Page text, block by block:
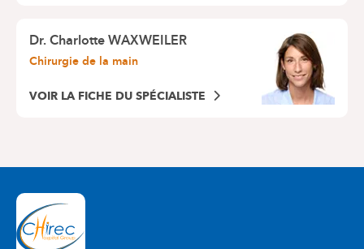
Dr.Charlotte WAXWEILER
Chirurgie de la main
VOIR LA FICHE DU SPÉCIALISTE